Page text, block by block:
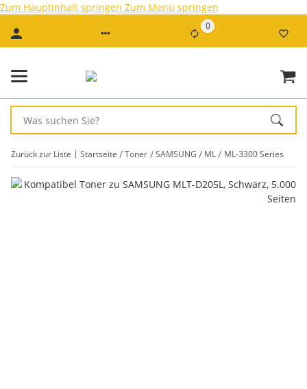
Zum Hauptinhalt springen Zum Menü springen
0
Zurück zur Liste Startseite Toner SAMSUNG ML ML-3300 Series